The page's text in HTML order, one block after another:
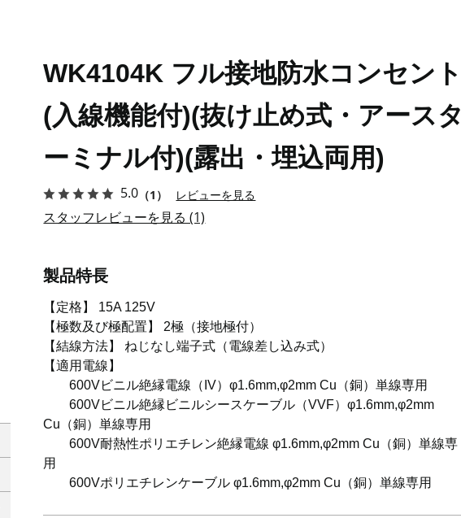
WK4104K フル接地防水コンセント
(入線機能付)(抜け止め式・アースタ
ーミナル付)(露出・埋込両用)
5.0 （1） レビューを見る
スタッフレビューを見る (1)
製品特長
【定格】 15A 125V
【極数及び極配置】 2極（接地極付）
【結線方法】 ねじなし端子式（電線差し込み式）
【適用電線】
600Vビニル絶縁電線（IV）φ1.6mm,φ2mm Cu（銅）単線専用
600Vビニル絶縁ビニルシースケーブル（VVF）φ1.6mm,φ2mm
Cu（銅）単線専用
600V耐熱性ポリエチレン絶縁電線 φ1.6mm,φ2mm Cu（銅）単線専
用
600Vポリエチレンケーブル φ1.6mm,φ2mm Cu（銅）単線専用